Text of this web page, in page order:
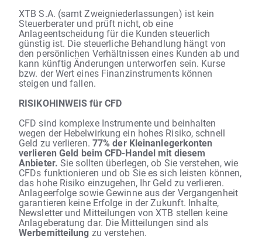
XTB S.A. (samt Zweigniederlassungen) ist kein
Steuerberater und prüft nicht, ob eine
Anlageentscheidung für die Kunden steuerlich
günstig ist. Die steuerliche Behandlung hängt von
den persönlichen Verhältnissen eines Kunden ab und
kann künftig Änderungen unterworfen sein. Kurse
bzw. der Wert eines Finanzinstruments können
steigen und fallen.
RISIKOHINWEIS für CFD
CFD sind komplexe Instrumente und beinhalten
wegen der Hebelwirkung ein hohes Risiko, schnell
Geld zu verlieren. 77% der Kleinanlegerkonten
verlieren Geld beim CFD-Handel mit diesem
Anbieter. Sie sollten überlegen, ob Sie verstehen, wie
CFDs funktionieren und ob Sie es sich leisten können,
das hohe Risiko einzugehen, Ihr Geld zu verlieren.
Anlageerfolge sowie Gewinne aus der Vergangenheit
garantieren keine Erfolge in der Zukunft. Inhalte,
Newsletter und Mitteilungen von XTB stellen keine
Anlageberatung dar. Die Mitteilungen sind als
Werbemitteilung zu verstehen.